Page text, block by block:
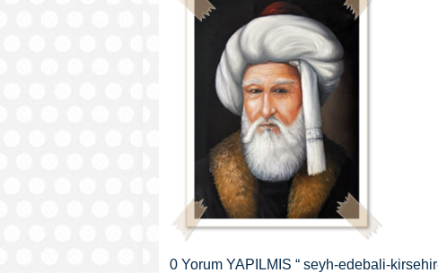
0 Yorum YAPILMIS “seyh-edebali-